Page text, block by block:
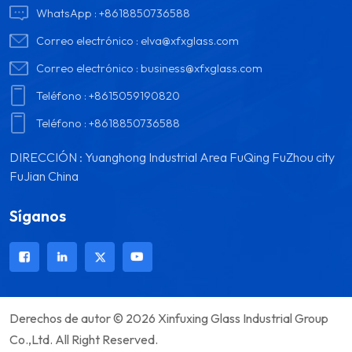
WhatsApp :+8618850736588
Correo electrónico : elva@xfxglass.com
Correo electrónico :business@xfxglass.com
Teléfono :+8615059190820
Teléfono :+8618850736588
DIRECCIÓN : Yuanghong Industrial Area FuQing FuZhou city
FuJian China
Síganos
Derechos de autor © 2026 Xinfuxing Glass Industrial Group
Co.,Ltd. All Right Reserved.